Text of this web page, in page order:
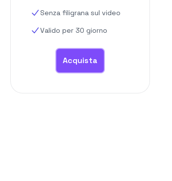
Senza filigrana sul video
Valido per 30 giorno
Acquista